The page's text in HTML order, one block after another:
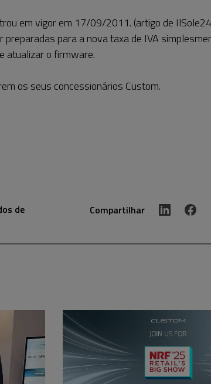
em vigor em 17/09/2011. (artigo de
para a nova taxa de IVA
atualizar o firmware.
os seus concessionários Custom.
de
Compartilhar